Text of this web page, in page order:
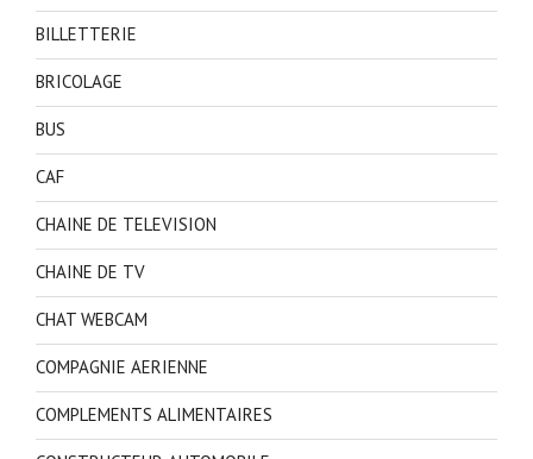
BILLETTERIE
BRICOLAGE
BUS
CAF
CHAINE DE TELEVISION
CHAINE DE TV
CHAT WEBCAM
COMPAGNIE AERIENNE
COMPLEMENTS ALIMENTAIRES